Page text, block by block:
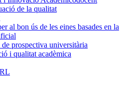
de la qualitat
al bon ús de les eines basades en la
prospectiva universitària
i qualitat acadèmica